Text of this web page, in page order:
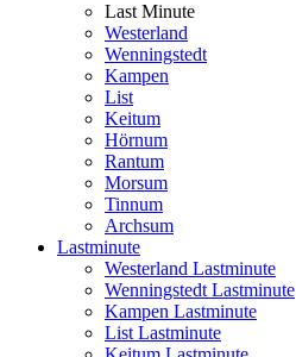
Last Minute
Westerland
Wenningstedt
Kampen
List
Keitum
Hörnum
Rantum
Morsum
Tinnum
Archsum
Lastminute
Westerland Lastminute
Wenningstedt Lastminute
Kampen Lastminute
List Lastminute